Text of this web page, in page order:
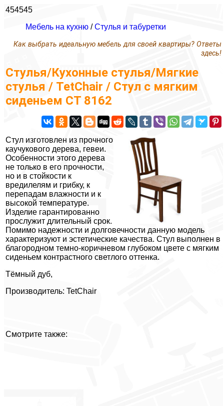
454545
Мебель на кухню /Стулья и табуретки
Как выбрать идеальную мебель для своей квартиры? Ответы
здесь!
Стулья/Кухонные стулья/Мягкие
стулья / TetChair / Стул с мягким
сиденьем СТ 8162
Стул изготовлен из прочного
каучукового дерева, гевеи.
Особенности этого дерева
не только в его прочности,
но и в стойкости к
вредилелям и грибку, к
перепадам влажности и к
высокой температуре.
Изделие гарантированно
прослужит длительный срок.
Помимо надежности и долговечности данную модель
характеризуют и эстетические качества. Стул выполнен в
благородном темно-коричневом глубоком цвете с мягким
сиденьем контрастного светлого оттенка.
Тёмный дуб,
Производитель: TetChair
Смотрите также: